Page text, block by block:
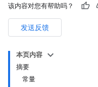
该内容对您有帮助吗？
发送反馈
本页内容
摘要
常量